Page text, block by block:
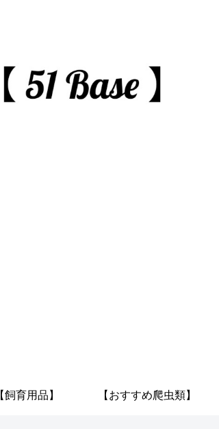
【飼育用品】 【おすすめ爬虫類】